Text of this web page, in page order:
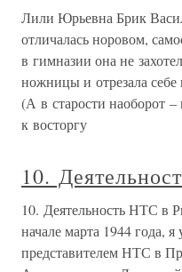
Лили Юрьевна Брик
отличалась норовом,
в гимназии она не
ножницы и отрезала
(А в старости наоборот –
к восторгу
10.
10. Деятельность НТС в
начале марта 1944 года,
представителем НТС в